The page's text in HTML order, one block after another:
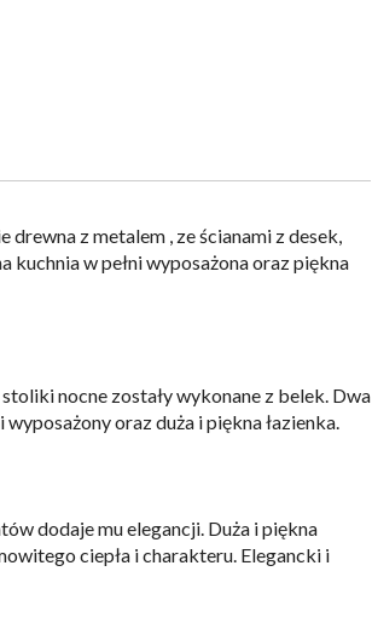
z metalem , ze ścianami z desek,
w pełni wyposażona oraz piękna
nocne zostały wykonane z belek. Dwa
oraz duża i piękna łazienka.
dodaje mu elegancji. Duża i piękna
ciepła i charakteru. Elegancki i